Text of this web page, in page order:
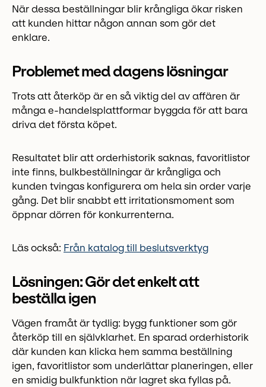
När dessa beställningar blir krångliga ökar risken
att kunden hittar någon annan som gör det
enklare.
Problemet med dagens lösningar
Trots att återköp är en så viktig del av affären är
många e-handelsplattformar byggda för att bara
driva det första köpet.
Resultatet blir att orderhistorik saknas, favoritlistor
inte finns, bulkbeställningar är krångliga och
kunden tvingas konfigurera om hela sin order varje
gång. Det blir snabbt ett irritationsmoment som
öppnar dörren för konkurrenterna.
Läs också: Från katalog till beslutsverktyg
Lösningen: Gör det enkelt att
beställa igen
Vägen framåt är tydlig: bygg funktioner som gör
återköp till en självklarhet. En sparad orderhistorik
där kunden kan klicka hem samma beställning
igen, favoritlistor som underlättar planeringen, eller
en smidig bulkfunktion när lagret ska fyllas på.